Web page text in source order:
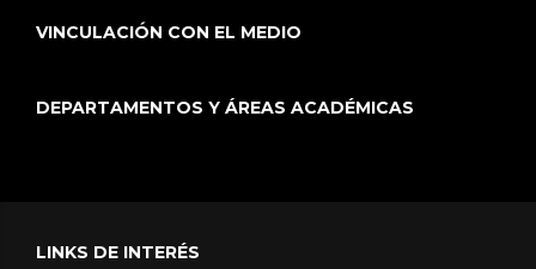
VINCULACIÓN CON EL MEDIO
DEPARTAMENTOS Y ÁREAS ACADÉMICAS
LINKS DE INTERÉS